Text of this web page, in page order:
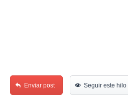
Enviar post Seguir este hilo